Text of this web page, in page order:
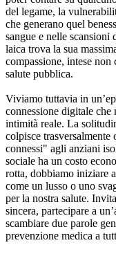
del legame, la
che generano quel
sangue e nelle scansioni
laica trova la sua
compassione, intese
salute pubblica.
Viviamo tuttavia in
connessione digitale che
intimità reale. La
colpisce
connessi" agli anziani
sociale ha un costo
rotta, dobbiamo iniziare
come un lusso o uno
per la nostra salute.
sincera, partecipare a
scambiare due parole
prevenzione medica a